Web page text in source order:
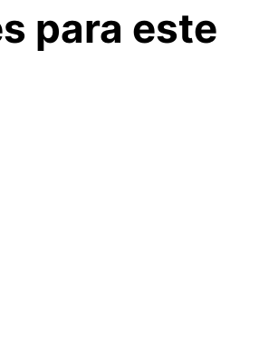
para este